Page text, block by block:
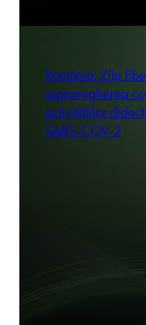
România: Zile
supravegherea
activităților
SARS-COV-2